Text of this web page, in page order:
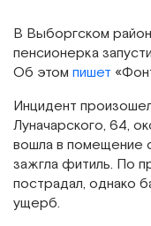
В Выборгском
пенсионерка
Об этом пишет
Инцидент
Луначарского, 64,
вошла в помещение
зажгла фитиль. По
пострадал, однако
ущерб.